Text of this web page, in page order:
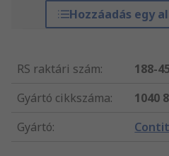
Hozzáadás egy
RS raktári szám:
188-
Gyártó cikkszáma:
1040
Gyártó: